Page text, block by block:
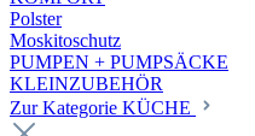
Polster
Moskitoschutz
PUMPEN + PUMPSÄCKE
KLEINZUBEHÖR
Zur Kategorie KÜCHE